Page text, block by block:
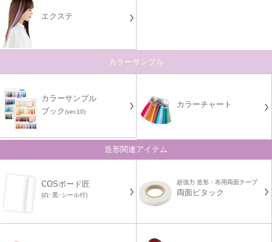
エクステ
カラーサンプル
カラーサンプル
ブック(ver.10)
カラーチャート
造形関連アイテム
COSボード匠
(白･黒･シール付)
超強力 造形・布用両面テープ
両面ピタック